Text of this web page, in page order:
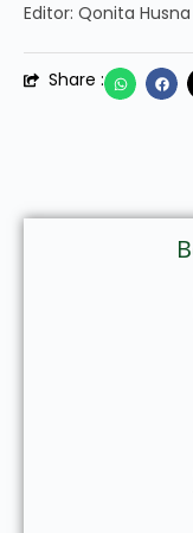
Editor: Qonita
Share :